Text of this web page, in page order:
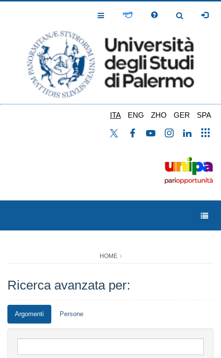
Toggle
Toggle
ITA ENG ZHO GER SPA
HOME
Ricerca avanzata per:
Argomenti Persone